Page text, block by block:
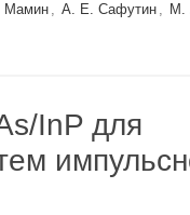
Мамин , А. Е. Сафутин , М.
InP для